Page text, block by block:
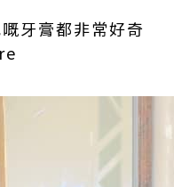
牙膏都非常好奇